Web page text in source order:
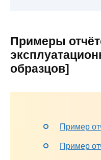
Примеры
образцов]
Пример
Пример